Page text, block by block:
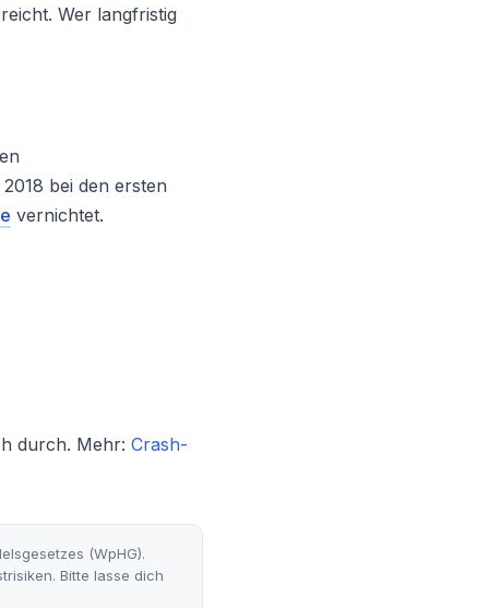
Wer langfristig
bei den ersten
vernichtet.
durch. Mehr: Crash-
(WpHG).
Bitte lasse dich